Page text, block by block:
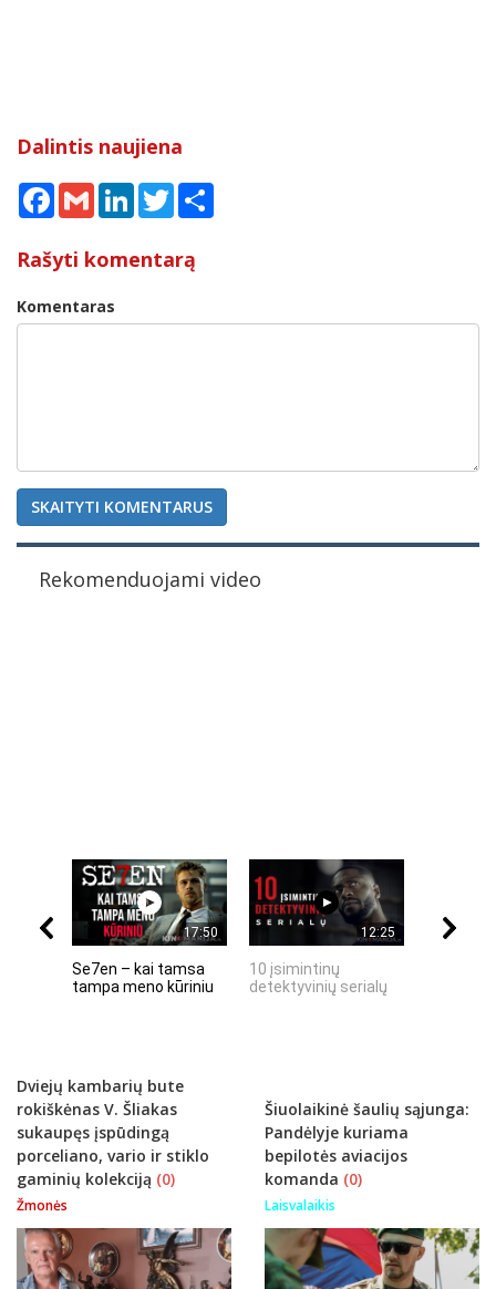
Dalintis naujiena
Facebook
Gmail LinkedInTwitter
Rašyti komentarą
Komentaras
SKAITYTI KOMENTARUS
Rekomenduojami video
17:50
Se7en – kai tamsa
tampa meno kūriniu
12:25
10 įsimintinų
detektyvinių serialų
Dviejų kambarių bute
rokiškėnas V. Šliakas
sukaupęs įspūdingą
porceliano, vario ir stiklo
gaminių kolekciją (0)
Žmonės
Šiuolaikinė šaulių sąjunga:
Pandėlyje kuriama
bepilotės aviacijos
komanda (0)
Laisvalaikis